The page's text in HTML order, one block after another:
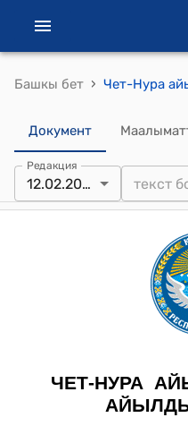
Башкы бет ›
Документ
Редакция
12.02.2026